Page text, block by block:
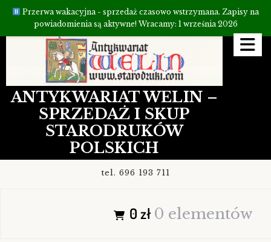
Przejdź
ANTYKWARIAT WELIN –
SPRZEDAŻ I SKUP
STARODRUKÓW
POLSKICH
tel. 696 193 711
0 zł 0 elementów
Przerwa wakacyjna - sprzedaż czasowo wstrzymana. Zapisy na
powiadomienia są aktywne! Wracamy: 1 września 2026